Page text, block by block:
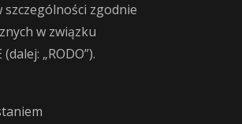
zgodnie
w związku
„RODO”).